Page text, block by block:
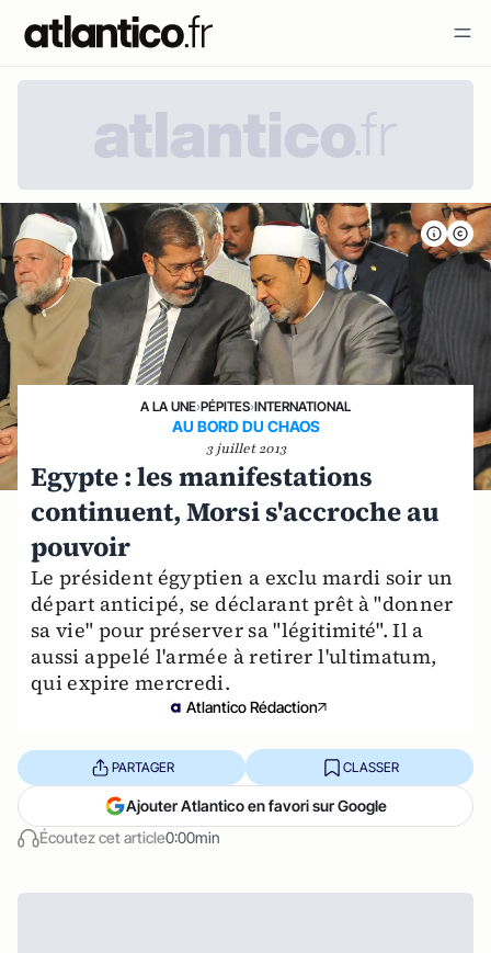
A LA UNE›PÉPITES›INTERNATIONAL
AU BORD DU CHAOS
3 juillet 2013
Egypte : les manifestations
continuent, Morsi s'accroche au
pouvoir
Le président égyptien a exclu mardi soir un
départ anticipé, se déclarant prêt à "donner
sa vie" pour préserver sa "légitimité". Il a
aussi appelé l'armée à retirer l'ultimatum,
qui expire mercredi.
Atlantico Rédaction
Écoutez cet article0:00min
PARTAGER CLASSER
Ajouter Atlantico en favori sur Google